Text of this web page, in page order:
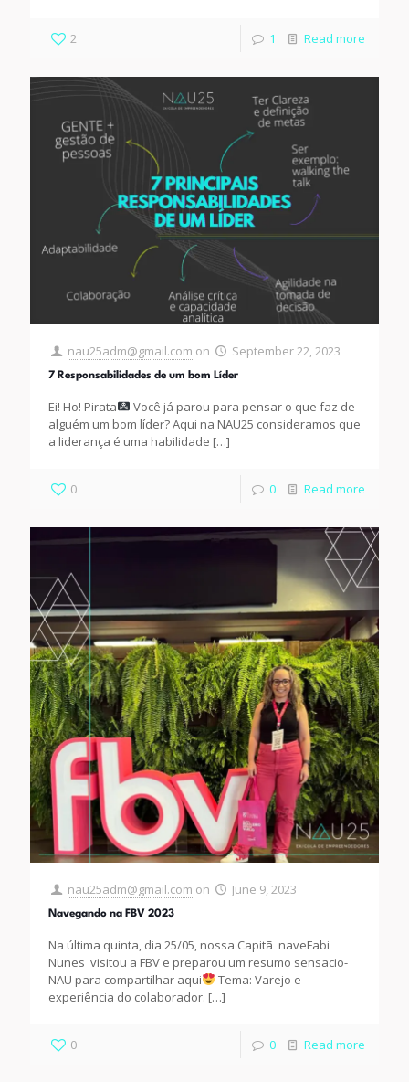
2 1 Read more
nau25adm@gmail.com on September 22, 2023
7 Responsabilidades de um bom Líder
Ei! Ho! Pirata
Você já parou para pensar o que faz de
alguém um bom líder? Aqui na NAU25 consideramos que
a liderança é uma habilidade […]
0 0 Read more
nau25adm@gmail.com on June 9, 2023
Navegando na FBV 2023
Na última quinta, dia 25/05, nossa Capitã naveFabi
Nunes visitou a FBV e preparou um resumo sensacio-
NAU para compartilhar aqui
Tema: Varejo e
experiência do colaborador. […]
0 0 Read more